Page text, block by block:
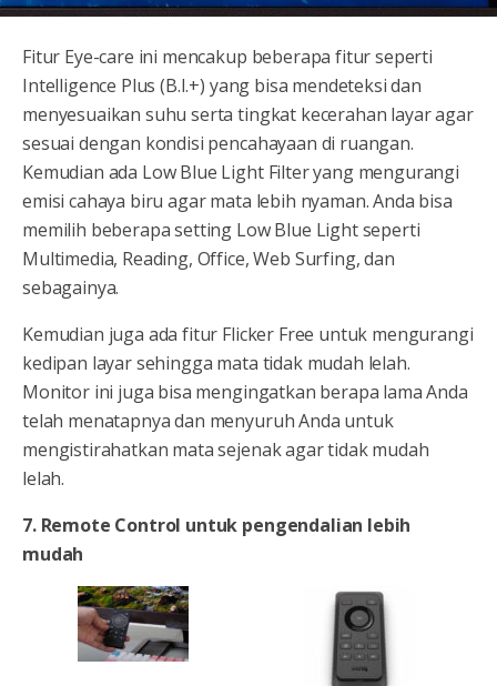
Fitur Eye-care ini mencakup beberapa fitur seperti
Intelligence Plus (B.I.+) yang bisa mendeteksi dan
menyesuaikan suhu serta tingkat kecerahan layar agar
sesuai dengan kondisi pencahayaan di ruangan.
Kemudian ada Low Blue Light Filter yang mengurangi
emisi cahaya biru agar mata lebih nyaman. Anda bisa
memilih beberapa setting Low Blue Light seperti
Multimedia, Reading, Office, Web Surfing, dan
sebagainya.
Kemudian juga ada fitur Flicker Free untuk mengurangi
kedipan layar sehingga mata tidak mudah lelah.
Monitor ini juga bisa mengingatkan berapa lama Anda
telah menatapnya dan menyuruh Anda untuk
mengistirahatkan mata sejenak agar tidak mudah
lelah.
7. Remote Control untuk pengendalian lebih
mudah